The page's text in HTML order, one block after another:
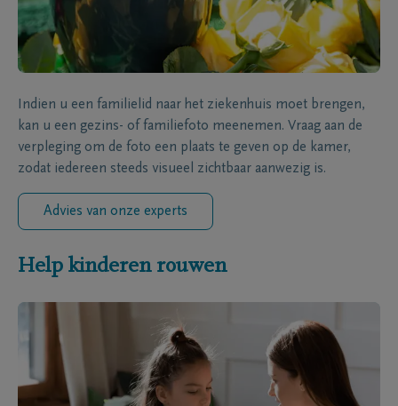
Indien u een familielid naar het ziekenhuis moet brengen,
kan u een gezins- of familiefoto meenemen. Vraag aan de
verpleging om de foto een plaats te geven op de kamer,
zodat iedereen steeds visueel zichtbaar aanwezig is.
Advies van onze experts
Help kinderen rouwen